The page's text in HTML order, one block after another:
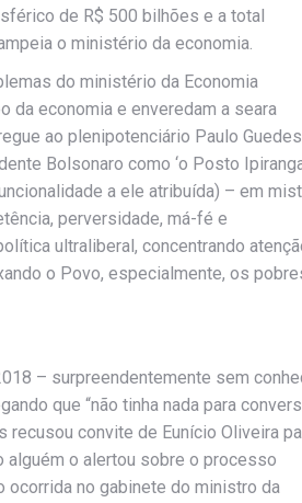
de R$ 500 bilhões e a total
o ministério da economia.
do ministério da Economia
da economia e enveredam a seara
ao plenipotenciário Paulo Guedes
Bolsonaro como ‘o Posto
a ele atribuída) – em
perversidade, má-fé e
ultraliberal, concentrando
o Povo, especialmente, os
– surpreendentemente sem
que “não tinha nada para
recusou convite de Eunício Oliveira
o alertou sobre o processo
ocorrida no gabinete do ministro da